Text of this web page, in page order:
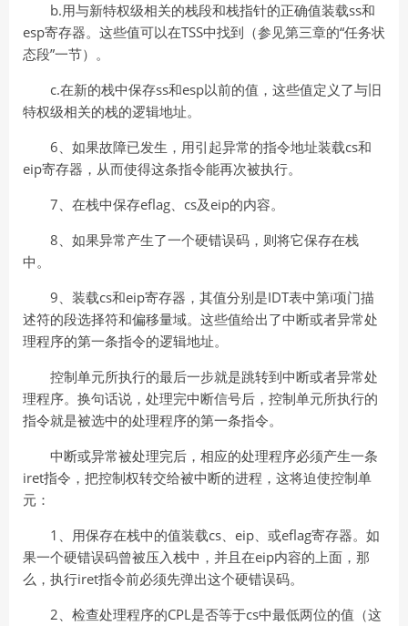
b.用与新特权级相关的栈段和栈指针的正确值装载ss和
esp寄存器。这些值可以在TSS中找到（参见第三章的“任务状
态段”一节）。
c.在新的栈中保存ss和esp以前的值，这些值定义了与旧
特权级相关的栈的逻辑地址。
6、如果故障已发生，用引起异常的指令地址装载cs和
eip寄存器，从而使得这条指令能再次被执行。
7、在栈中保存eflag、cs及eip的内容。
8、如果异常产生了一个硬错误码，则将它保存在栈
中。
9、装载cs和eip寄存器，其值分别是IDT表中第i项门描
述符的段选择符和偏移量域。这些值给出了中断或者异常处
理程序的第一条指令的逻辑地址。
控制单元所执行的最后一步就是跳转到中断或者异常处
理程序。换句话说，处理完中断信号后，控制单元所执行的
指令就是被选中的处理程序的第一条指令。
中断或异常被处理完后，相应的处理程序必须产生一条
iret指令，把控制权转交给被中断的进程，这将迫使控制单
元：
1、用保存在栈中的值装载cs、eip、或eflag寄存器。如
果一个硬错误码曾被压入栈中，并且在eip内容的上面，那
么，执行iret指令前必须先弹出这个硬错误码。
2、检查处理程序的CPL是否等于cs中最低两位的值（这